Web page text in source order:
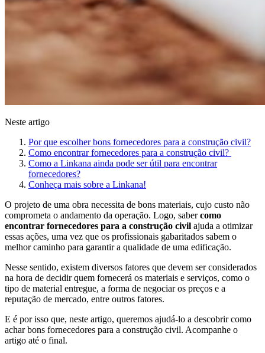
Neste artigo
Por que escolher bons fornecedores para a construção civil?
Como encontrar fornecedores para a construção civil?
Como a Linkana ainda pode ser útil para encontrar
fornecedores?
Conheça mais sobre a Linkana!
O projeto de uma obra necessita de bons materiais, cujo custo não
comprometa o andamento da operação. Logo, sabercomo
encontrar fornecedores para a construção civil ajuda a otimizar
essas ações, uma vez que os profissionais gabaritados sabem o
melhor caminho para garantir a qualidade de uma edificação.
Nesse sentido, existem diversos fatores que devem ser considerados
na hora de decidir quem fornecerá os materiais e serviços, como o
tipo de material entregue, a forma de negociar os preços e a
reputação de mercado, entre outros fatores.
E é por isso que, neste artigo, queremos ajudá-lo a descobrir como
achar bons fornecedores para a construção civil. Acompanhe o
artigo até o final.